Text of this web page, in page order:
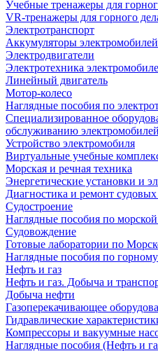
Учебные тренажеры для
VR-тренажеры для горного
Электротранспорт
Аккумуляторы электромобилей
Электродвигатели
Электротехника
Линейный двигатель
Мотор-колесо
Наглядные пособия по
Специализированное
обслуживанию электромобилей
Устройство электромобиля
Виртуальные учебные
Морская и речная техника
Энергетические установки и
Диагностика и ремонт
Судостроение
Наглядные пособия по
Судовождение
Готовые лаборатории по
Наглядные пособия по
Нефть и газ
Нефть и газ. Добыча и
Добыча нефти
Газоперекачивающее
Гидравлические
Компрессоры и вакуумные
Наглядные пособия (Нефть и